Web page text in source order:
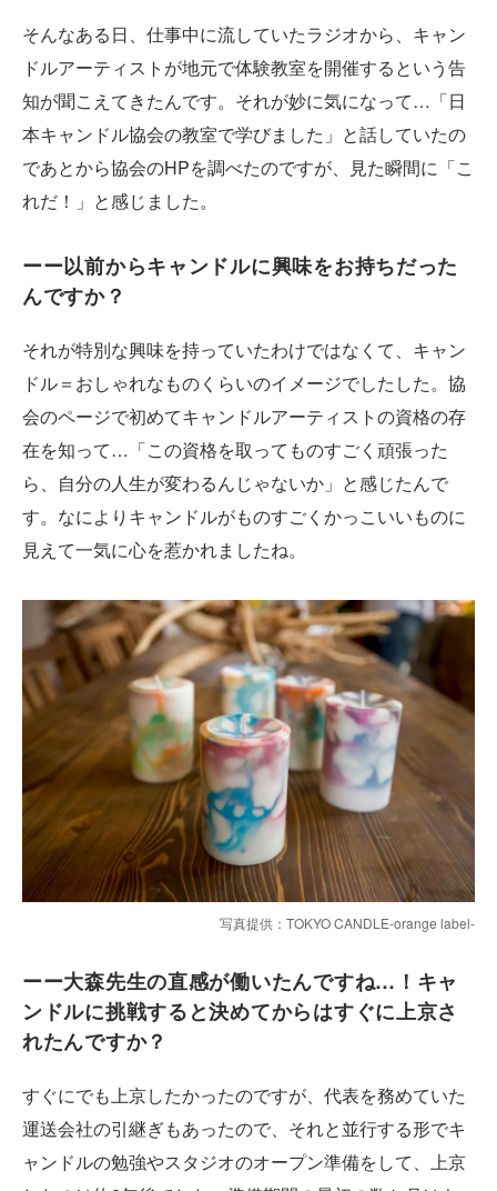
そんなある日、仕事中に流していたラジオから、キャン
ドルアーティストが地元で体験教室を開催するという告
知が聞こえてきたんです。それが妙に気になって…「日
本キャンドル協会の教室で学びました」と話していたの
であとから協会のHPを調べたのですが、見た瞬間に「こ
れだ！」と感じました。
ーー以前からキャンドルに興味をお持ちだった
んですか？
それが特別な興味を持っていたわけではなくて、キャン
ドル＝おしゃれなものくらいのイメージでしたした。協
会のページで初めてキャンドルアーティストの資格の存
在を知って…「この資格を取ってものすごく頑張った
ら、自分の人生が変わるんじゃないか」と感じたんで
す。なによりキャンドルがものすごくかっこいいものに
見えて一気に心を惹かれましたね。
写真提供：TOKYO CANDLE-orange label-
ーー大森先生の直感が働いたんですね…！キャ
ンドルに挑戦すると決めてからはすぐに上京さ
れたんですか？
すぐにでも上京したかったのですが、代表を務めていた
運送会社の引継ぎもあったので、それと並行する形でキ
ャンドルの勉強やスタジオのオープン準備をして、上京